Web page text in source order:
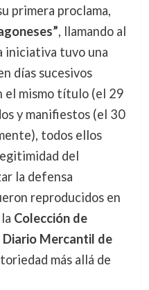
primera proclama,
, llamando al
iniciativa tuvo una
días sucesivos
el mismo título (el 29
y manifiestos (el 30
todos ellos
del
la defensa
reproducidos en
Colección de
Diario Mercantil de
más allá de